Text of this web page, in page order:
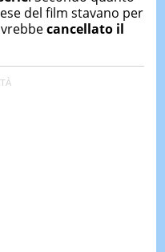
LE
del film stavano per
cancellato il